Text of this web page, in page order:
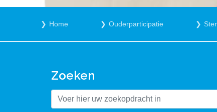
Home Ouderparticipatie
Zoeken